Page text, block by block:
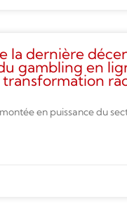
la dernière
gambling en
en puissance du